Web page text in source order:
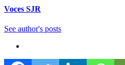
Voces SJR
See author's posts